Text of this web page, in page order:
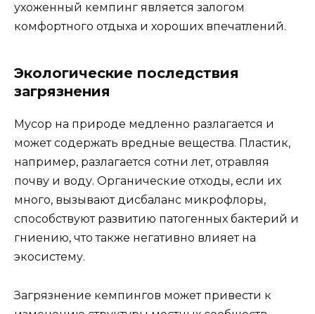
ухоженный кемпинг является залогом
комфортного отдыха и хороших впечатлений.
Экологические последствия
загрязнения
Мусор на природе медленно разлагается и
может содержать вредные вещества. Пластик,
например, разлагается сотни лет, отравляя
почву и воду. Органические отходы, если их
много, вызывают дисбаланс микрофлоры,
способствуют развитию патогенных бактерий и
гниению, что также негативно влияет на
экосистему.
Загрязнение кемпингов может привести к